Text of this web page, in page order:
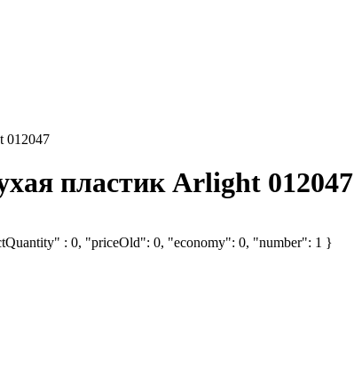
012047
пластик Arlight 012047
: 0, "priceOld": 0, "economy": 0, "number": 1 }